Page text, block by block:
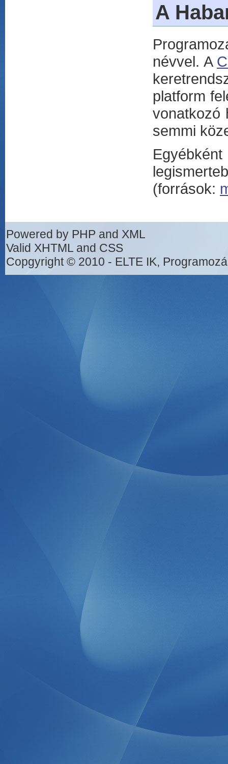
A
névvel. A
platform
vonatkozó
semmi
(források:
Powered by PHP and XML
Valid XHTML and CSS
Copgyright © 2010 - ELTE IK,